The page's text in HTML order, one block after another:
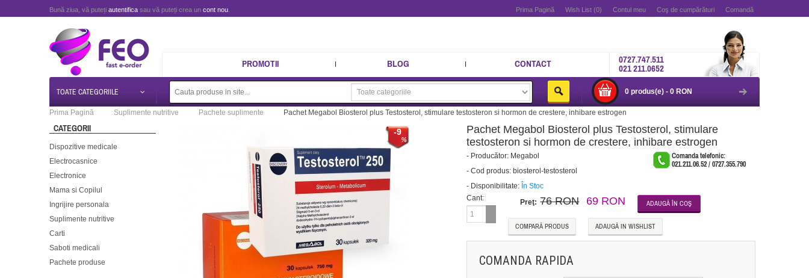
Bună ziua, vă puteți autentifica sau vă puteți crea un cont nou Prima Pagină Wish List (0) Contul meu Coş de cumpărături Comandă
0727.747.511
021 211.0652
CONTACT
BLOG
PROMOTII
0 produs(e) - 0 RON
TOATE CATEGORIILE
Prima Pagină Suplimente nutritive Pachete suplimente Pachet Megabol Biosterol plus Testosterol, stimulare testosteron si hormon de crestere, inhibare estrogen
CATEGORII
Dispozitive medicale
Electrocasnice
Electronice
Mama si Copilul
Ingrijire personala
Suplimente nutritive
Carti
Saboti medicali
Pachete produse
-9
Pachet Megabol Biosterol plus Testosterol, stimulare
testosteron si hormon de crestere, inhibare estrogen
Comanda telefonic:
021.211.06.52 / 0727.355.790
- Producător: Megabol
-Cod produs: biosterol-testosterol
- Disponibilitate: În Stoc
Cant:
Preţ: 76 RON 69 RON
COMPARĂ PRODUS ADAUGĂ IN WISHLIST
COMANDA RAPIDA